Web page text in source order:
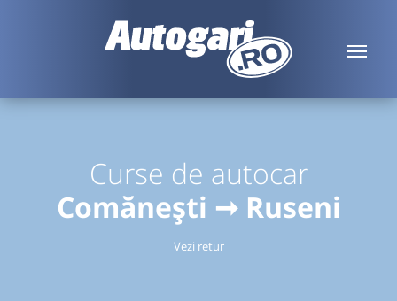
Curse de autocar
Comănești ➞ Ruseni
Vezi retur